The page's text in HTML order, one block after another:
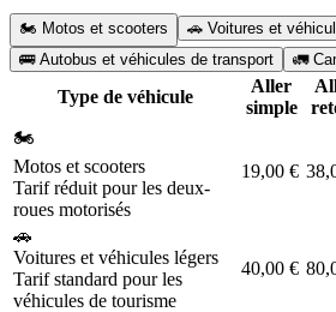
🏍️ Motos et scooters
🚗 Voitures et
🚌 Autobus et véhicules de transport
🚛
Type de véhicule
Aller
simple
🏍️
Motos et scooters
Tarif réduit pour les deux-
roues motorisés
19,00 €
🚗
Voitures et véhicules légers
Tarif standard pour les
véhicules de tourisme
40,00 €